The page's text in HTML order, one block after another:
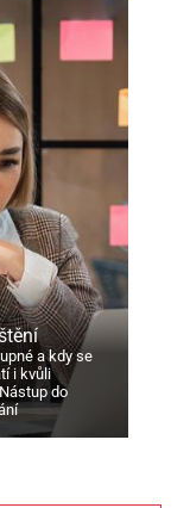
a kdy se
i kvůli
Nástup do